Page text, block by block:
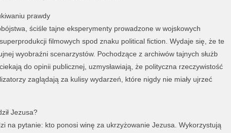
prawdy
ściśle tajne eksperymenty prowadzone w wojskowych
filmowych spod znaku political fiction. Wydaje się, że te
wyobraźni scenarzystów. Pochodzące z archiwów tajnych służb
do opinii publicznej, uzmysławiają, że polityczna rzeczywistość
zaglądają za kulisy wydarzeń, które nigdy nie miały ujrzeć
Jezusa?
na pytanie: kto ponosi winę za ukrzyżowanie Jezusa. Wykorzystują